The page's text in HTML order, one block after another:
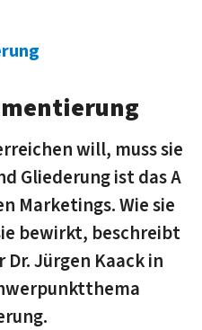
will, muss sie
Gliederung ist das A
Marketings. Wie sie
bewirkt, beschreibt
Jürgen Kaack in